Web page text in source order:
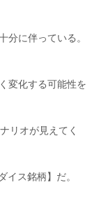
分に伴っている。
変化する可能性を
リオが見えてく
イス銘柄】だ。